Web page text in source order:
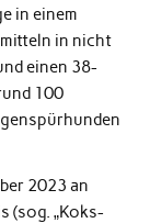
in einem
in nicht
einen 38-
100
2023 an
(sog. „Koks-